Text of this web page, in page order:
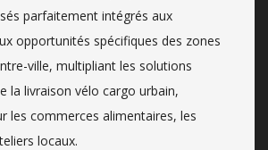
parfaitement intégrés aux
opportunités spécifiques des zones
ville, multipliant les solutions
la livraison vélo cargo urbain,
les commerces alimentaires, les
locaux.